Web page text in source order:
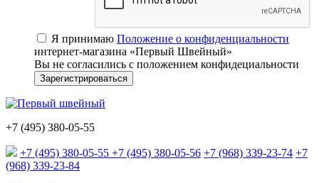
Я принимаю Положение о конфиденциальности
интернет-магазина «Первый Швейный»
Вы не согласились с положением конфидециальности
+7 (495) 380-05-55
+7 (495) 380-05-55 +7 (495) 380-05-56 +7 (968) 339-23-74 +7
(968) 339-23-84